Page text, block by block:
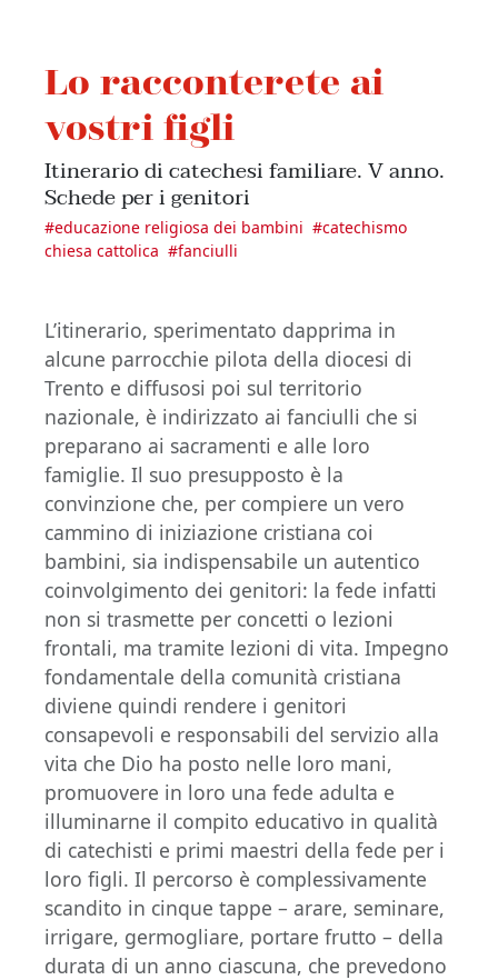
Lo racconterete ai
vostri figli
Itinerario di catechesi familiare. V anno.
Schede per i genitori
#educazione religiosa dei bambini #catechismo
chiesa cattolica #fanciulli
L’itinerario, sperimentato dapprima in
alcune parrocchie pilota della diocesi di
Trento e diffusosi poi sul territorio
nazionale, è indirizzato ai fanciulli che si
preparano ai sacramenti e alle loro
famiglie. Il suo presupposto è la
convinzione che, per compiere un vero
cammino di iniziazione cristiana coi
bambini, sia indispensabile un autentico
coinvolgimento dei genitori: la fede infatti
non si trasmette per concetti o lezioni
frontali, ma tramite lezioni di vita. Impegno
fondamentale della comunità cristiana
diviene quindi rendere i genitori
consapevoli e responsabili del servizio alla
vita che Dio ha posto nelle loro mani,
promuovere in loro una fede adulta e
illuminarne il compito educativo in qualità
di catechisti e primi maestri della fede per i
loro figli. Il percorso è complessivamente
scandito in cinque tappe – arare, seminare,
irrigare, germogliare, portare frutto – della
durata di un anno ciascuna, che prevedono